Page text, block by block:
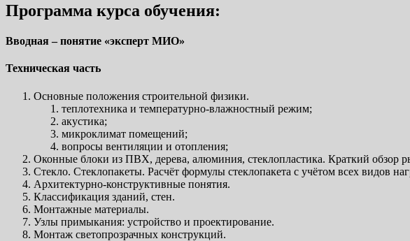
Программа курса обучения:
Вводная – понятие «эксперт МИО»
Техническая часть
Основные положения строительной физики.
теплотехника и температурно-влажностный режим;
акустика;
микроклимат помещений;
вопросы вентиляции и отопления;
Оконные блоки из ПВХ, дерева, алюминия, стеклопластика. Краткий обзор
Стекло. Стеклопакеты. Расчёт формулы стеклопакета с учётом всех видов
Архитектурно-конструктивные понятия.
Классификация зданий, стен.
Монтажные материалы.
Узлы примыкания: устройство и проектирование.
Монтаж светопрозрачных конструкций.